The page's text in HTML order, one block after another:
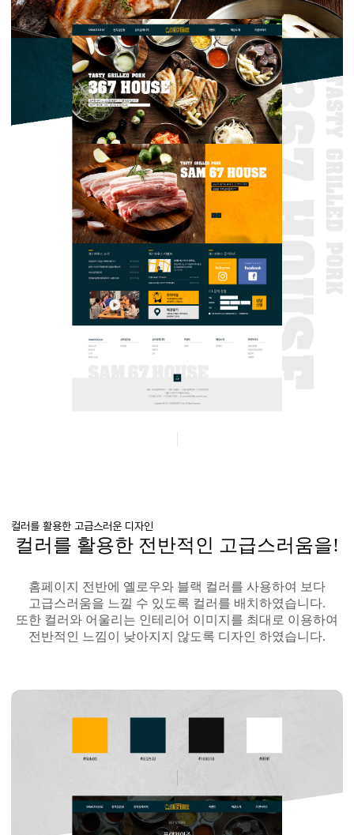
컬러를 활용한 고급스러운 디자인
컬러를 활용한 전반적인 고급스러움을!
홈페이지 전반에 옐로우와 블랙 컬러를 사용하여 보다
고급스러움을 느낄 수 있도록 컬러를 배치하였습니다.
또한 컬러와 어울리는 인테리어 이미지를 최대로 이용하여
전반적인 느낌이 낮아지지 않도록 디자인 하였습니다.